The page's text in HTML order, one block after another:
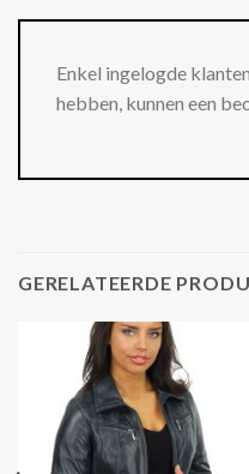
Enkel ingelogde
hebben, kunnen een
GERELATEERDE